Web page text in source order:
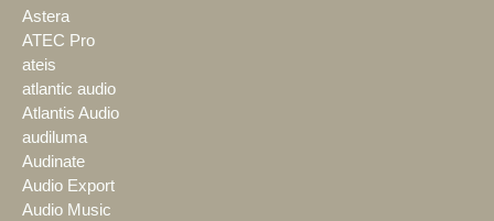
Astera
ATEC Pro
ateis
atlantic audio
Atlantis Audio
audiluma
Audinate
Audio Export
Audio Music